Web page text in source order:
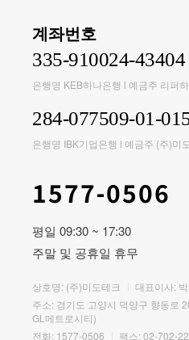
계좌번호
335-910024-43404
은행명 KEB하나은행 l 예금주 리퍼
284-077509-01-
은행명 IBK기업은행 l 예금주 (주)미
1577-0506
평일 09:30 ~ 17:30
주말 및 공휴일 휴무
상호명: (주)미도테크
대표이사:
주소: 경기도 고양시 덕양구 향동로
GL메트로시티)
전화: 1577-0506 팩스: 02-702-